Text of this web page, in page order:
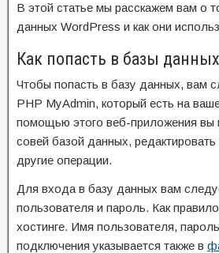
В этой статье мы расскажем вам о
данных WordPress и как они
Как попасть в базы
Чтобы попасть в базу данных, вам
PHP MyAdmin, который есть на
помощью этого веб-приложения вы
совей базой данных,
другие операции.
Для входа в базу данных вам
пользователя и пароль. Как
хостинге. Имя пользователя,
подключения указывается также в